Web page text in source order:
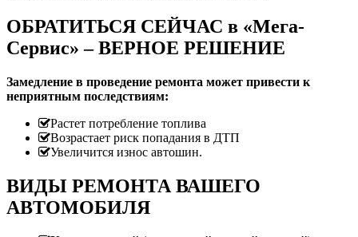
ОБРАТИТЬСЯ СЕЙЧАС в «Мега-
Сервис» – ВЕРНОЕ РЕШЕНИЕ
Замедление в проведение ремонта может привести к
неприятным последствиям:
Растет потребление топлива
Возрастает риск попадания в ДТП
Увеличится износ автошин.
ВИДЫ РЕМОНТА ВАШЕГО
АВТОМОБИЛЯ